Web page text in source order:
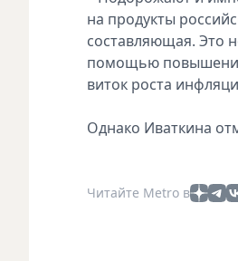
на продукты
составляющая. Это
помощью
виток роста
Однако Иваткина
Читайте Metro в